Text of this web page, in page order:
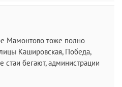
Мамонтово тоже полно
Кашировская, Победа,
стаи бегают, администрации